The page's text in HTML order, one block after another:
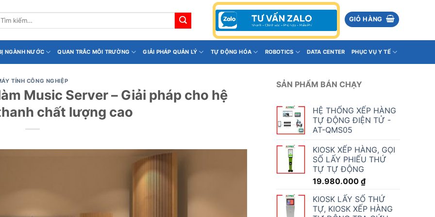
GIỎ HÀNG
NGÀNH NƯỚC QUAN TRẮC MÔI TRƯỜNG GIẢI PHÁP QUẢN LÝ TỰ ĐỘNG HÓA ROBOTICS DATA CENTER PHỤC VỤ Y TẾ
TÍNH CÔNG NGHIỆP
Music Server – Giải pháp cho hệ
chất lượng cao
SẢN PHẨM BÁN CHẠY
HỆ THỐNG XẾP HÀNG
TỰ ĐỘNG ĐIỆN TỬ -
AT-QMS05
KIOSK XẾP HÀNG, GỌI
SỐ LẤY PHIẾU THỨ
TỰ TỰ ĐỘNG
19.980.000 ₫
KIOSK LẤY SỐ THỨ
TỰ, KIOSK XẾP HÀNG